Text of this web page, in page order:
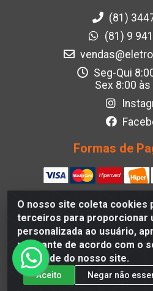
O nosso site coleta cookies
terceiros para proporcionar
personalizada ao usuário,
relevante de acordo com o
qualidade do nosso site.
Aceito
Negar não
(81)
(81) 9
Seg-Qui
Sex 8:00 às
Formas de
Eletroflash - R. Maj. Justino da
Recife - PE, 50830-390, Brazil -